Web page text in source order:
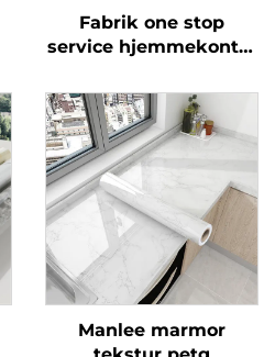
Fabrik one stop
service hjemmekontor
dekorative
beskyttende starlight
garn film til dør gulv
væg panel ark
Manlee marmor